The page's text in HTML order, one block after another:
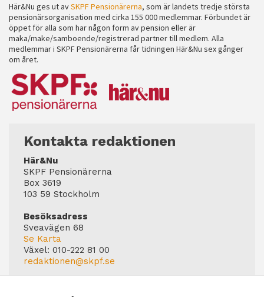
Här&Nu ges ut avSKPF Pensionärerna, som är landets tredje största
pensionärsorganisation med cirka 155 000 medlemmar. Förbundet är
öppet för alla som har någon form av pension eller är
maka/make/samboende/registrerad partner till medlem. Alla
medlemmar i SKPF Pensionärerna får tidningen Här&Nu sex gånger
om året.
Kontakta redaktionen
Här&Nu
SKPF Pensionärerna
Box 3619
103 59 Stockholm
Besöksadress
Sveavägen 68
Se Karta
Växel: 010-222 81 00
redaktionen@skpf.se
Markus Dahlberg